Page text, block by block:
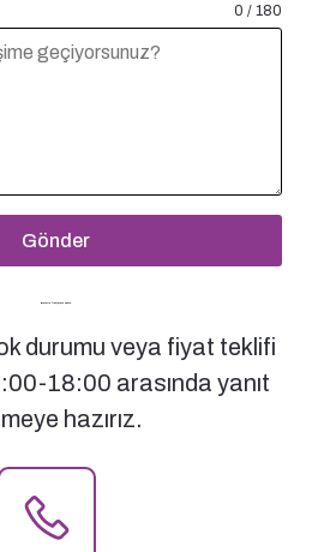
0 / 180
Gönder
Bizimle İletişime Geçin
durumu veya fiyat teklifi
18:00 arasında yanıt
hazırız.